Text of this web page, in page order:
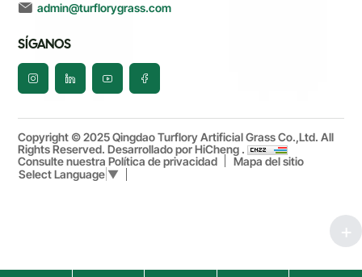
admin@turflorygrass.com
SÍGANOS
Copyright © 2025 Qingdao Turflory Artificial Grass Co.,Ltd. All
Rights Reserved.Desarrollado por HiCheng .
Consulte nuestra Política de privacidad
Mapa del sitio
Select Language ▼